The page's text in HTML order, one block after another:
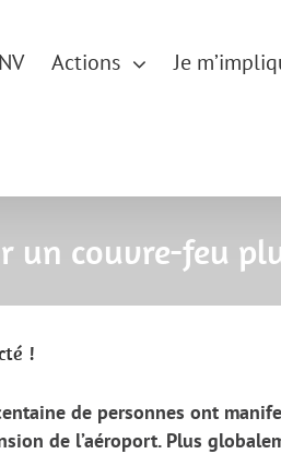
Actions Je
un couvre-feu
!
de personnes ont
de l’aéroport. Plus